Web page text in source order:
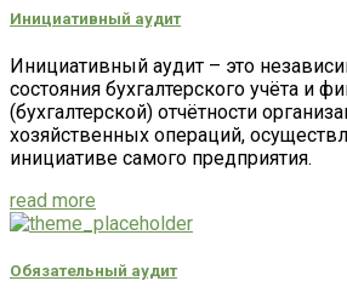
Инициативный аудит
Инициативный аудит – это
состояния бухгалтерского учёта и
(бухгалтерской) отчётности
хозяйственных операций,
инициативе самого предприятия.
read more
Обязательный аудит